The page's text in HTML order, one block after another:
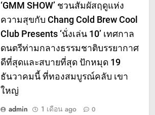
‘GMM SHOW’ ชวนสัมผัสฤดูแห่ง
ความสุขกับ Chang Cold Brew Cool
Club Presents ‘นั่งเล่น 10’ เทศกาล
ดนตรีท่ามกลางธรรมชาติบรรยากาศ
ดีที่สุดและสบายที่สุด ปักหมุด 19
ธันวาคมนี้ ที่ทองสมบูรณ์คลับ เขา
ใหญ่
admin
1 เดือน ago 0